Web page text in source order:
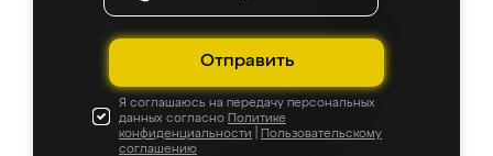
Отправить
Я соглашаюсь на передачу персональных
данных согласно Политике
конфиденциальности
Пользовательскому
соглашению